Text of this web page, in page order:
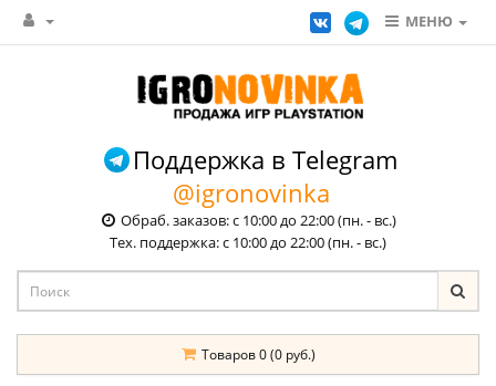
МЕНЮ
Поддержка в Telegram
@igronovinka
Обраб. заказов: с 10:00 до 22:00 (пн. - вс.)
Тех. поддержка: с 10:00 до 22:00 (пн. - вс.)
Товаров 0 (0 руб.)